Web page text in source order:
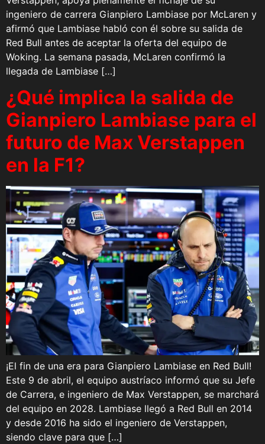
ingeniero de carrera Gianpiero Lambiase por McLaren y
afirmó que Lambiase habló con él sobre su salida de
Red Bull antes de aceptar la oferta del equipo de
Woking. La semana pasada, McLaren confirmó la
llegada de Lambiase […]
¿Qué implica la salida de
Gianpiero Lambiase para el
futuro de Max Verstappen
en la F1?
¡El fin de una era para Gianpiero Lambiase en Red Bull!
Este 9 de abril, el equipo austríaco informó que su Jefe
de Carrera, e ingeniero de Max Verstappen, se marchará
del equipo en 2028. Lambiase llegó a Red Bull en 2014
y desde 2016 ha sido el ingeniero de Verstappen,
siendo clave para que […]